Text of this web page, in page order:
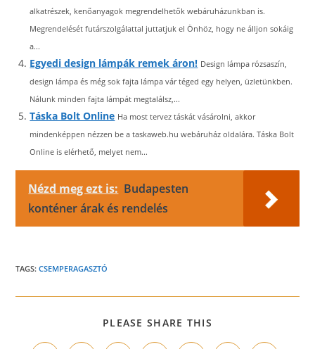
alkatrészek, kenőanyagok megrendelhetők webáruházunkban is.
Megrendelését futárszolgálattal juttatjuk el Önhöz, hogy ne álljon sokáig
a...
Egyedi design lámpák remek áron! Design lámpa rózsaszín,
design lámpa és még sok fajta lámpa vár téged egy helyen, üzletünkben.
Nálunk minden fajta lámpát megtalálsz,...
Táska Bolt Online Ha most tervez táskát vásárolni, akkor
mindenképpen nézzen be a taskaweb.hu webáruház oldalára. Táska Bolt
Online is elérhető, melyet nem...
Nézd meg ezt is: Budapesten
konténer árak és rendelés
TAGS:CSEMPERAGASZTÓ
PLEASE SHARE THIS
CONTENT